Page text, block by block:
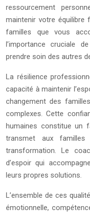
ressourcement
maintenir votre équilibre
familles que vous
l’importance cruciale
prendre soin des autres
La résilience
capacité à maintenir
changement des
complexes. Cette
humaines constitue un
transmet aux
transformation. Le
d’espoir qui
leurs propres solutions.
L’ensemble de ces
émotionnelle,